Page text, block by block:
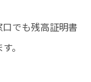
でも残高証明書
。